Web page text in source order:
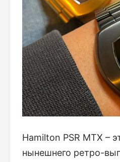
Hamilton PSR MTX –
нынешнего ретро-